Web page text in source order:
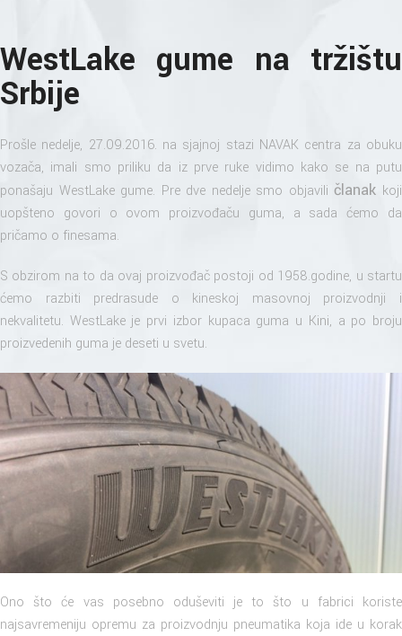
WestLake gume na tržištu
Srbije
Prošle nedelje, 27.09.2016. na sjajnoj stazi NAVAK centra za obuku
vozača, imali smo priliku da iz prve ruke vidimo kako se na putu
ponašaju WestLake gume. Pre dve nedelje smo objaviličlanak koji
uopšteno govori o ovom proizvođaču guma, a sada ćemo da
pričamo o finesama.
S obzirom na to da ovaj proizvođač postoji od 1958.godine, u startu
ćemo razbiti predrasude o kineskoj masovnoj proizvodnji i
nekvalitetu. WestLake je prvi izbor kupaca guma u Kini, a po broju
proizvedenih guma je deseti u svetu.
Ono što će vas posebno oduševiti je to što u fabrici koriste
najsavremeniju opremu za proizvodnju pneumatika koja ide u korak